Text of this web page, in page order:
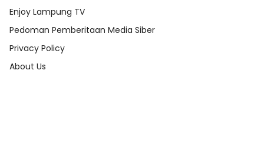
Enjoy Lampung TV
Pedoman Pemberitaan Media Siber
Privacy Policy
About Us